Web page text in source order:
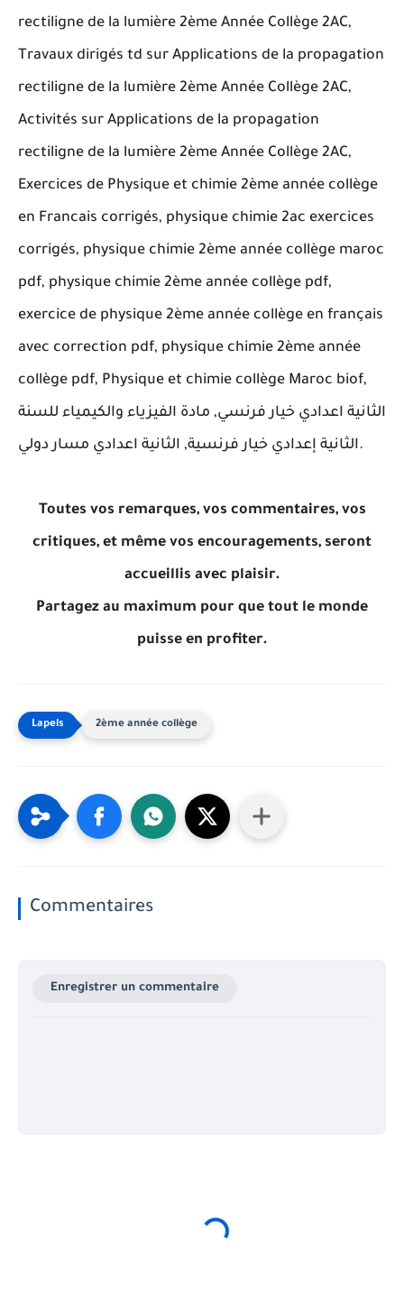
rectiligne de la lumière 2ème Année Collège 2AC,
Travaux dirigés td sur Applications de la propagation
rectiligne de la lumière 2ème Année Collège 2AC,
Activités sur Applications de la propagation
rectiligne de la lumière 2ème Année Collège 2AC,
Exercices de Physique et chimie 2ème année collège
en Francais corrigés, physique chimie 2ac exercices
corrigés, physique chimie 2ème année collège maroc
pdf, physique chimie 2ème année collège pdf,
exercice de physique 2ème année collège en français
avec correction pdf, physique chimie 2ème année
collège pdf, Physique et chimie collège Maroc biof,
الثانية اعدادي خيار فرنسي, مادة الفيزياء والكيمياء للسنة
الثانية إعدادي خيار فرنسية, الثانية اعدادي مسار دولي.
Toutes vos remarques, vos commentaires, vos
critiques, et même vos encouragements, seront
accueillis avec plaisir.
Partagez au maximum pour que tout le monde
puisse en profiter.
2ème année collège
Commentaires
Enregistrer un commentaire